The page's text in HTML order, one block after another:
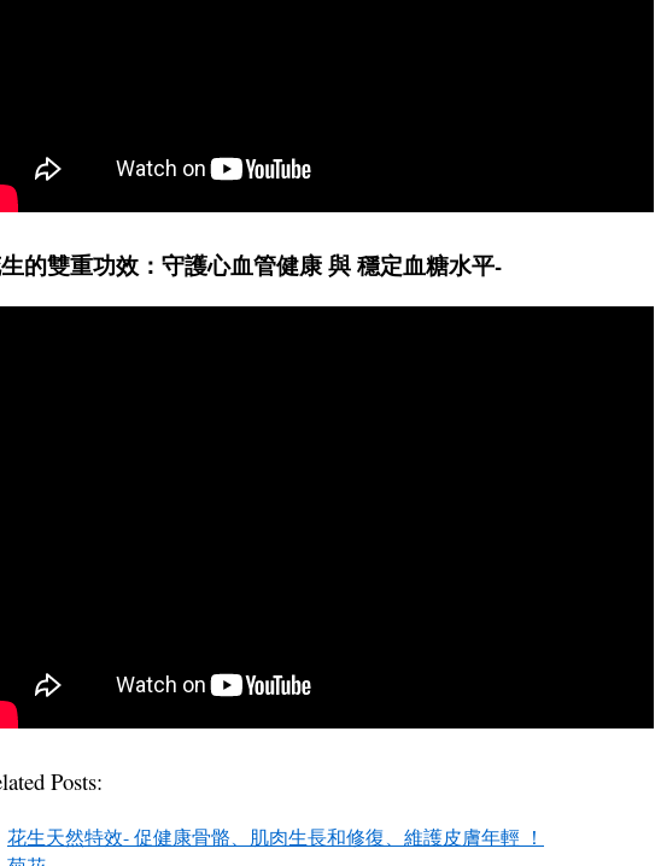
的雙重功效：守護心血管健康 與 穩定血糖水平-
Posts:
花生天然特效- 促健康骨骼、肌肉生長和修復、維護皮膚年輕 ！